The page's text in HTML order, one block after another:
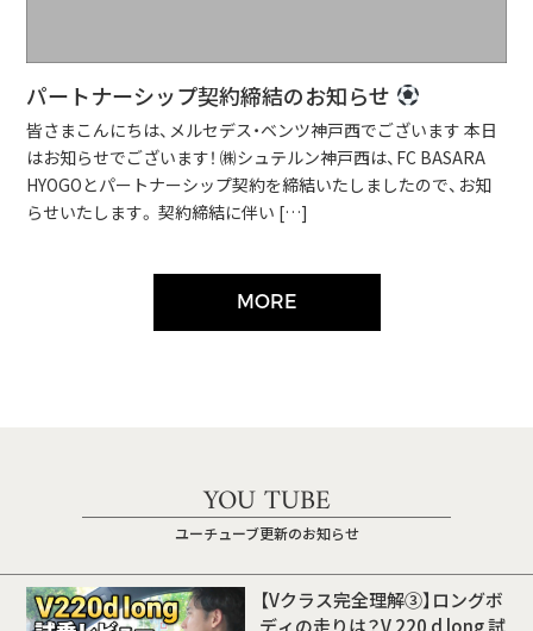
パートナーシップ契約締結のお知らせ
皆さまこんにちは、メルセデス・ベンツ神戸西でございます 本日
はお知らせでございます！ ㈱シュテルン神戸西は、FC BASARA
HYOGOとパートナーシップ契約を締結いたしましたので、お知
らせいたします。 契約締結に伴い […]
MORE
YOU TUBE
ユーチューブ更新のお知らせ
【Vクラス完全理解③】ロングボ
ディの走りは？V 220 d long 試